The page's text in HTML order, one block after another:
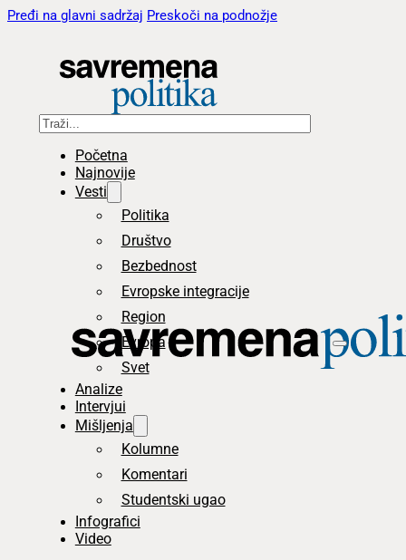
Pređi na glavni sadržaj Preskoči na podnožje
Pretraga
Početna
Najnovije
Vesti
Politika
Društvo
Bezbednost
Evropske integracije
Region
Evropa
Svet
Analize
Intervjui
Mišljenja
Kolumne
Komentari
Studentski ugao
Infografici
Video